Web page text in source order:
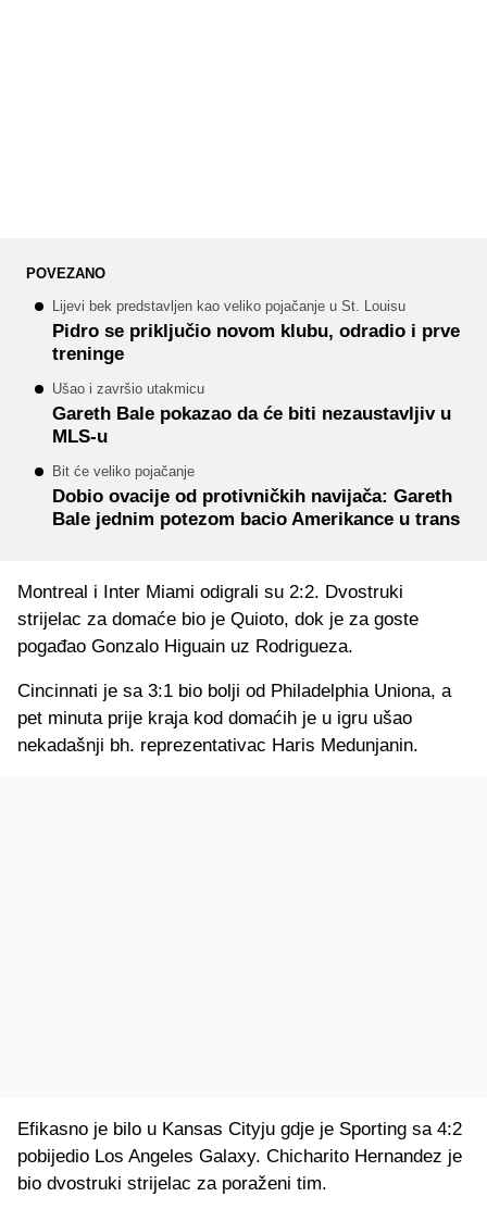
POVEZANO
Lijevi bek predstavljen kao veliko pojačanje u St. Louisu
Pidro se priključio novom klubu, odradio i prve
treninge
Ušao i završio utakmicu
Gareth Bale pokazao da će biti nezaustavljiv u
MLS-u
Bit će veliko pojačanje
Dobio ovacije od protivničkih navijača: Gareth
Bale jednim potezom bacio Amerikance u trans
Montreal i Inter Miami odigrali su 2:2. Dvostruki
strijelac za domaće bio je Quioto, dok je za goste
pogađao Gonzalo Higuain uz Rodrigueza.
Cincinnati je sa 3:1 bio bolji od Philadelphia Uniona, a
pet minuta prije kraja kod domaćih je u igru ušao
nekadašnji bh. reprezentativac Haris Medunjanin.
Efikasno je bilo u Kansas Cityju gdje je Sporting sa 4:2
pobijedio Los Angeles Galaxy. Chicharito Hernandez je
bio dvostruki strijelac za poraženi tim.